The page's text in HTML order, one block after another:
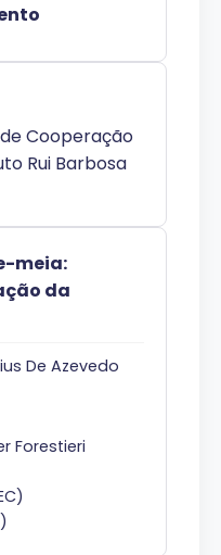
Cooperação
Rui Barbosa
meia:
da
De Azevedo
Forestieri